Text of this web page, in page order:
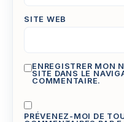
SITE WEB
ENREGISTRER MON
SITE DANS LE
COMMENTAIRE.
PRÉVENEZ-MOI DE